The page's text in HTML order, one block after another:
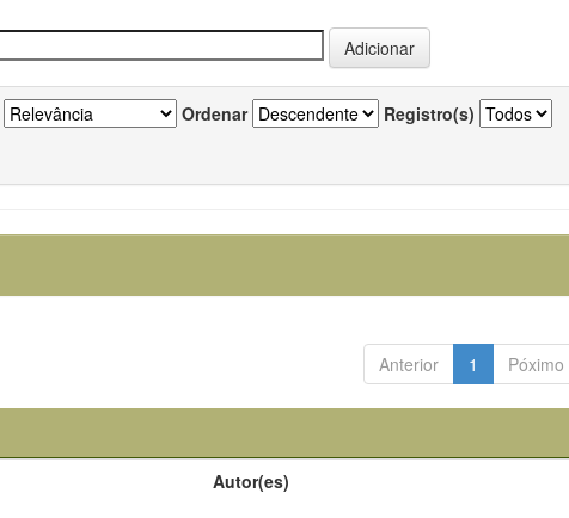
Ordenar Registro(s)
Anterior 1 Póximo
Autor(es)